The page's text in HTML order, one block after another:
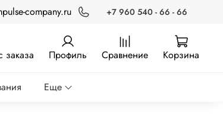
company.ru +7 960 540 - 66 - 66
заказа Профиль Сравнение Корзина
Еще